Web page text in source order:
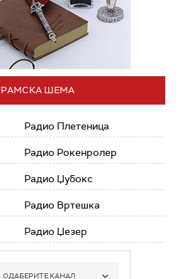
ШЕМА
Радио Плетеница
Радио Рокенролер
Радио Џубокс
Радио Вртешка
Радио Џезер
ОДАБЕРИТЕ КАНАЛ